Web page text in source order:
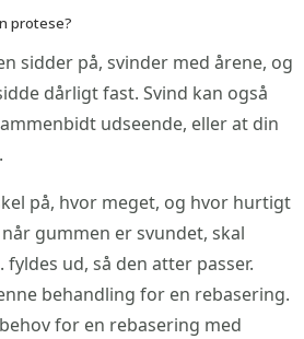
protese?
sidder på, svinder med årene, og
dårligt fast. Svind kan også
udseende, eller at din
på, hvor meget, og hvor hurtigt
gummen er svundet, skal
ud, så den atter passer.
behandling for en rebasering.
for en rebasering med